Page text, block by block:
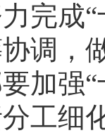
完成
调，
加强
工细